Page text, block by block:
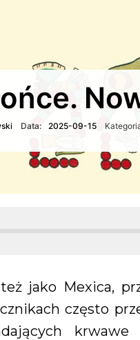
Data: 2025-09-15
jako Mexica,
często